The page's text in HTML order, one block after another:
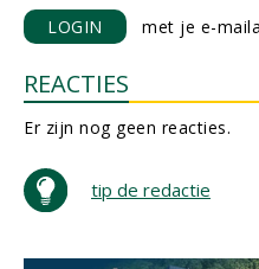
LOGIN met je e-
REACTIES
Er zijn nog geen reacties.
tip de redactie